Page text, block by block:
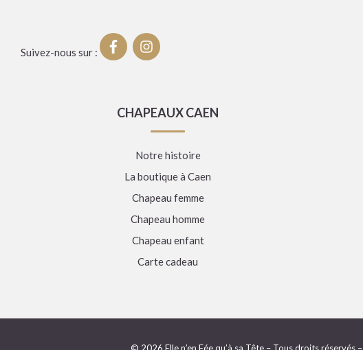
Suivez-nous sur :
CHAPEAUX CAEN
Notre histoire
La boutique à Caen
Chapeau femme
Chapeau homme
Chapeau enfant
Carte cadeau